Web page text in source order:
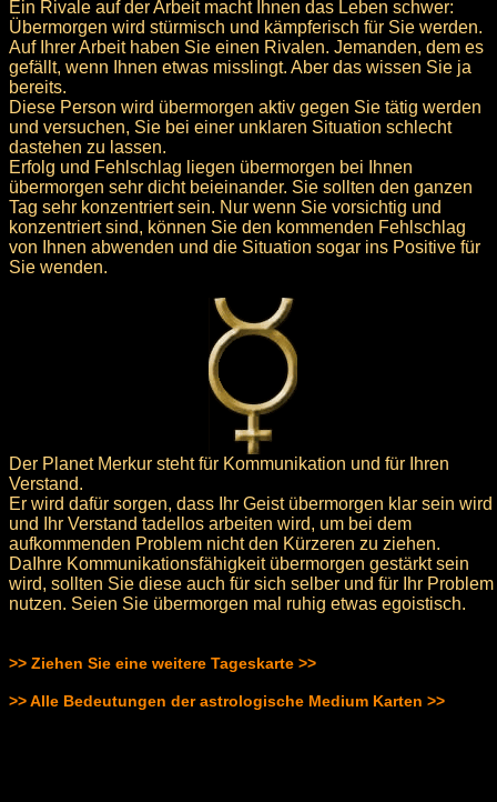
Ein Rivale auf der Arbeit macht Ihnen das Leben schwer:
Übermorgen wird stürmisch und kämpferisch für Sie werden.
Auf Ihrer Arbeit haben Sie einen Rivalen. Jemanden, dem es
gefällt, wenn Ihnen etwas misslingt. Aber das wissen Sie ja
bereits.
Diese Person wird übermorgen aktiv gegen Sie tätig werden
und versuchen, Sie bei einer unklaren Situation schlecht
dastehen zu lassen.
Erfolg und Fehlschlag liegen übermorgen bei Ihnen
übermorgen sehr dicht beieinander. Sie sollten den ganzen
Tag sehr konzentriert sein. Nur wenn Sie vorsichtig und
konzentriert sind, können Sie den kommenden Fehlschlag
von Ihnen abwenden und die Situation sogar ins Positive für
Sie wenden.
Der Planet Merkur steht für Kommunikation und für Ihren
Verstand.
Er wird dafür sorgen, dass Ihr Geist übermorgen klar sein wird
und Ihr Verstand tadellos arbeiten wird, um bei dem
aufkommenden Problem nicht den Kürzeren zu ziehen.
DaIhre Kommunikationsfähigkeit übermorgen gestärkt sein
wird, sollten Sie diese auch für sich selber und für Ihr Problem
nutzen. Seien Sie übermorgen mal ruhig etwas egoistisch.
>> Ziehen Sie eine weitere Tageskarte >>
>> Alle Bedeutungen der astrologische Medium Karten >>